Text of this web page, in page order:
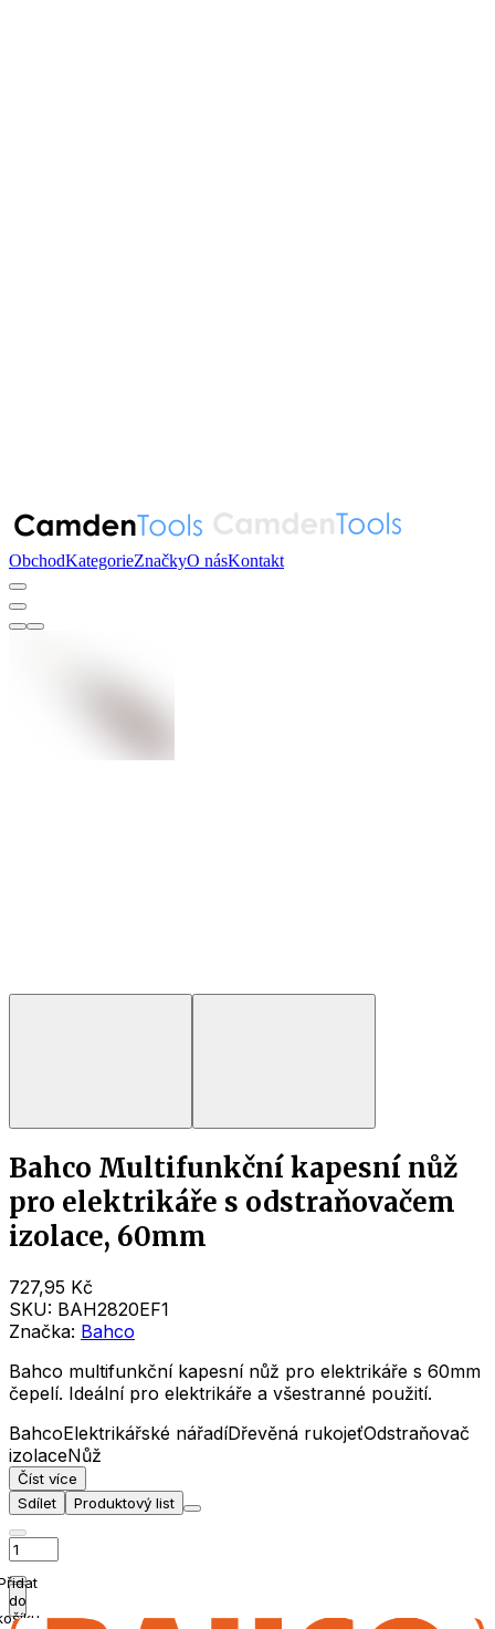
ObchodKategorieZnačkyO násKontakt
Bahco Multifunkční kapesní nůž
pro elektrikáře s odstraňovačem
izolace, 60mm
727,95 Kč
SKU: BAH2820EF1
Značka: Bahco
Bahco multifunkční kapesní nůž pro elektrikáře s 60mm
čepelí. Ideální pro elektrikáře a všestranné použití.
BahcoElektrikářské nářadíDřevěná rukojeťOdstraňovač
izolaceNůž
Číst více
Sdílet
Produktový list
do